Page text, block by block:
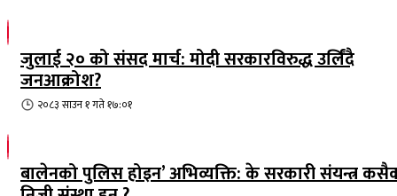
जुलाई २० को संसद मार्च: मोदी सरकारविरुद्ध उर्लिंदै
जनआक्रोश?
२०८३ साउन १ गते १७:०१
बालेनको पुलिस होइन’ अभिव्यक्ति: के सरकारी संयन्त्र